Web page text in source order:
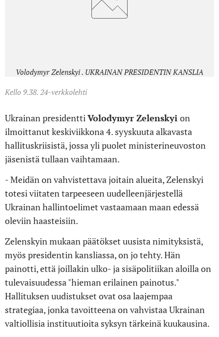
Volodymyr Zelenskyi . UKRAINAN PRESIDENTIN KANSLIA
Kello 9.38. 24-verkkolehti
Ukrainan presidentti Volodymyr Zelenskyi on
ilmoittanut keskiviikkona 4. syyskuuta alkavasta
hallituskriisistä, jossa yli puolet ministerineuvoston
jäsenistä tullaan vaihtamaan.
- Meidän on vahvistettava joitain alueita, Zelenskyi
totesi viitaten tarpeeseen uudelleenjärjestellä
Ukrainan hallintoelimet vastaamaan maan edessä
oleviin haasteisiin.
Zelenskyin mukaan päätökset uusista nimityksistä,
myös presidentin kansliassa, on jo tehty. Hän
painotti, että joillakin ulko- ja sisäpolitiikan aloilla on
tulevaisuudessa "hieman erilainen painotus."
Hallituksen uudistukset ovat osa laajempaa
strategiaa, jonka tavoitteena on vahvistaa Ukrainan
valtiollisia instituutioita syksyn tärkeinä kuukausina.